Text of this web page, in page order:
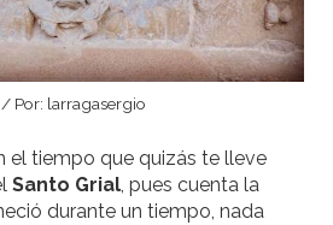
Por: larragasergio
el tiempo que quizás te lleve
Santo Grial, pues cuenta la
durante un tiempo, nada